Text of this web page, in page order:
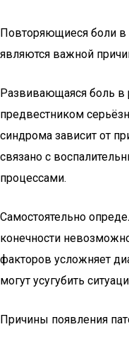
Повторяющиеся боли в
являются важной
Развивающаяся боль в
предвестником
синдрома зависит от
связано с
процессами.
Самостоятельно
конечности
факторов усложняет
могут усугубить
Причины появления